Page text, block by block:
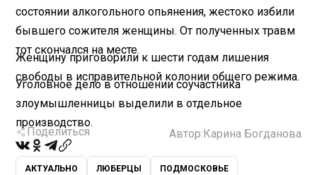
состоянии алкогольного опьянения, жестоко избили
бывшего сожителя женщины. От полученных травм
тот скончался на месте.
Женщину приговорили к шести годам лишения
свободы в исправительной колонии общего режима.
Уголовное дело в отношении соучастника
злоумышленницы выделили в отдельное
производство.
Поделиться Автор: Карина Богданова
АКТУАЛЬНО ЛЮБЕРЦЫ ПОДМОСКОВЬЕ